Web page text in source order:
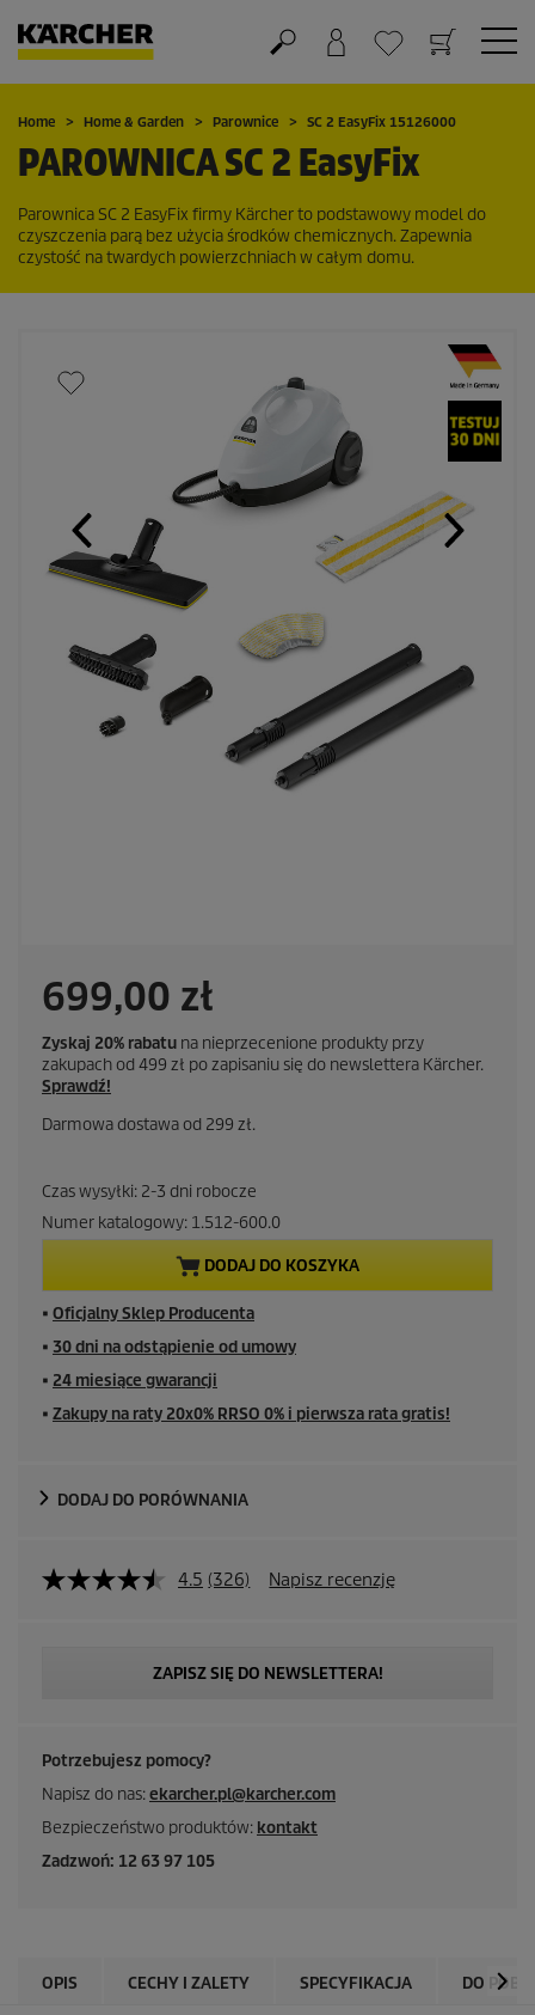
Koszyk
Lista życzeń
Home Home & Garden Parownice SC 2 EasyFix 15126000
PAROWNICA SC 2 EasyFix
Parownica SC 2 EasyFix firmy Kärcher to podstawowy model do
czyszczenia parą bez użycia środków chemicznych. Zapewnia
czystość na twardych powierzchniach w całym domu.
699,00 zł
Zyskaj 20% rabatu na nieprzecenione produkty przy
zakupach od 499 zł po zapisaniu się do newslettera Kärcher.
Sprawdź!
Darmowa dostawa od 299 zł.
Czas wysyłki: 2-3 dni robocze
Numer katalogowy: 1.512-600.0
DODAJ DO KOSZYKA
■ Oficjalny Sklep Producenta
■ 30 dni na odstąpienie od umowy
■ 24 miesiące gwarancji
■ Zakupy na raty 20x0% RRSO 0% i pierwsza rata gratis!
DODAJ DO PORÓWNANIA
4.5 (326) Napisz recenzję
ZAPISZ SIĘ DO NEWSLETTERA!
Potrzebujesz pomocy?
Napisz do nas:ekarcher.pl@karcher.com
Bezpieczeństwo produktów: kontakt
Zadzwoń: 12 63 97 105
OPIS CECHY I ZALETY SPECYFIKACJA DO